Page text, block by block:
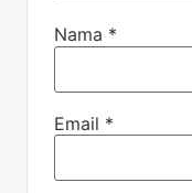
Nama *
Email *